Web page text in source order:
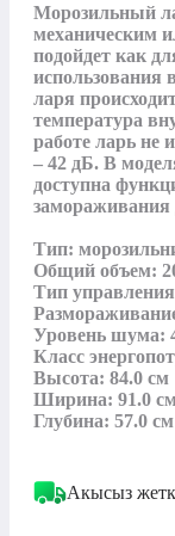
Морозильный
механическим
подойдет как
использования
ларя
температура
работе ларь не
– 42 дБ. В
доступна
замораживания
Тип:
Общий объем:
Тип
Уровень шума:
Класс
Высота: 84.0 см
Ширина: 91.0
Глубина: 57.0 см
Акысыз